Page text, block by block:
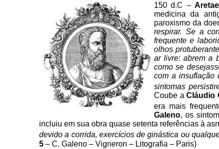
150 d.C –
medicina da
paroxismo da
respirar. Se a
frequente e
olhos
ar livre: abrem a
como se
com a insuflação
sintomas
Coube aCláudio
era mais
Galeno, os
incluiu em sua obra quase setenta referências à
devido a corrida, exercícios de ginástica ou
5 – C. Galeno – Vigneron – Litografia – Paris)